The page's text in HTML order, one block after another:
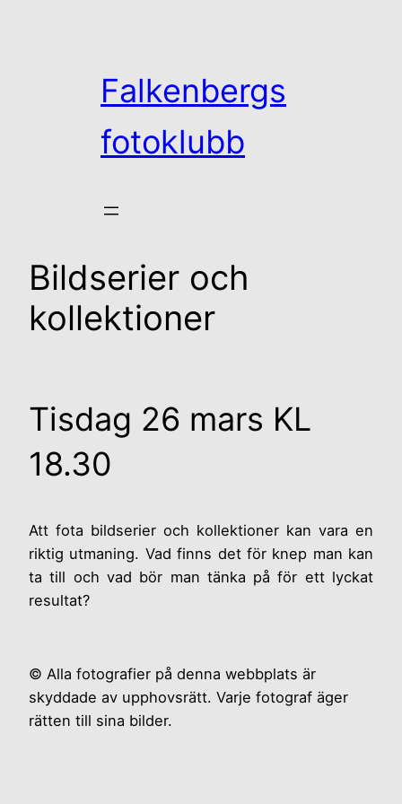
Falkenbergs
fotoklubb
Bildserier och
kollektioner
Tisdag 26 mars KL
18.30
Att fota bildserier och kollektioner kan vara en
riktig utmaning. Vad finns det för knep man kan
ta till och vad bör man tänka på för ett lyckat
resultat?
© Alla fotografier på denna webbplats är
skyddade av upphovsrätt. Varje fotograf äger
rätten till sina bilder.